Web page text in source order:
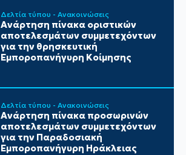
Δελτία τύπου - Ανακοινώσεις
Ανάρτηση πίνακα οριστικών
αποτελεσμάτων συμμετεχόντων
για την θρησκευτική
Εμποροπανήγυρη Κοίμησης
Δελτία τύπου - Ανακοινώσεις
Ανάρτηση πίνακα προσωρινών
αποτελεσμάτων συμμετεχόντων
για την Παραδοσιακή
Εμποροπανήγυρη Ηράκλειας